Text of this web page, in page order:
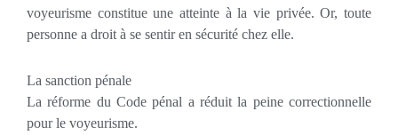
voyeurisme constitue une atteinte à la vie privée. Or, toute
personne a droit à se sentir en sécurité chez elle.
La sanction pénale
La réforme du Code pénal a réduit la peine correctionnelle
pour le voyeurisme.